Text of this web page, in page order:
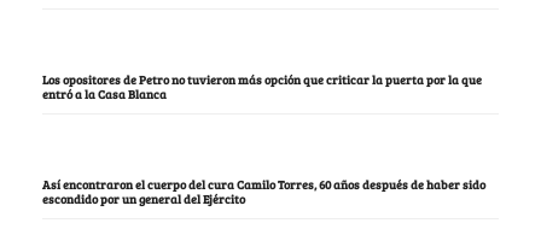
Los opositores de Petro no tuvieron más opción que criticar la puerta por la que
entró a la Casa Blanca
Así encontraron el cuerpo del cura Camilo Torres, 60 años después de haber sido
escondido por un general del Ejército